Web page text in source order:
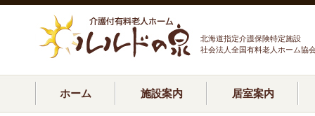
北海道指定介護保険特定施設
社会法人全国有料老人ホーム協
ホーム 施設案内 居室案内